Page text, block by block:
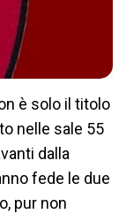
è solo il titolo
nelle sale 55
dalla
fede le due
pur non